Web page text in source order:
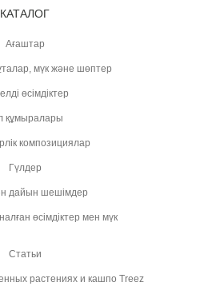
КАТАЛОГ
Ағаштар
мүк және шөптер
өсімдіктер
құмыралары
композициялар
Гүлдер
дайын шешімдер
өсімдіктер мен мүк
Статьи
растениях и кашпо Treez